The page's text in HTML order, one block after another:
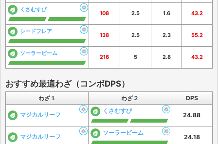
くさむすび
108 2.5 1.6 43.2
シードフレア
138 2.5 2.3 55.2
ソーラービーム
216 5 2.8 43.2
おすすめ最適わざ（コンボDPS）
わざ１ わざ２ DPS
マジカルリーフ
くさむすび
24.88
マジカルリーフ
ソーラービーム
24.18